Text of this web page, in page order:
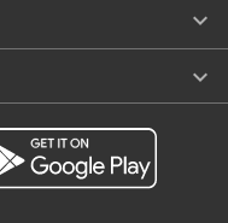

keyboard_arrow_down